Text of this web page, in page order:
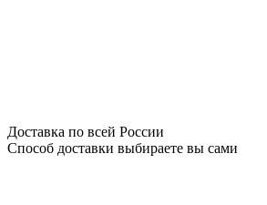
Доставка по всей России
Способ доставки выбираете вы сами